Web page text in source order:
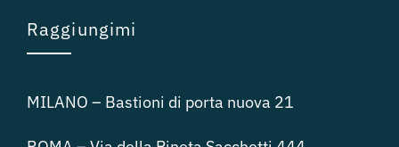
Raggiungimi
MILANO – Bastioni di porta nuova 21